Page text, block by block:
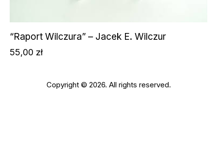
“Raport Wilczura” – Jacek E. Wilczur
55,00 zł
Copyright © 2026. All rights reserved.